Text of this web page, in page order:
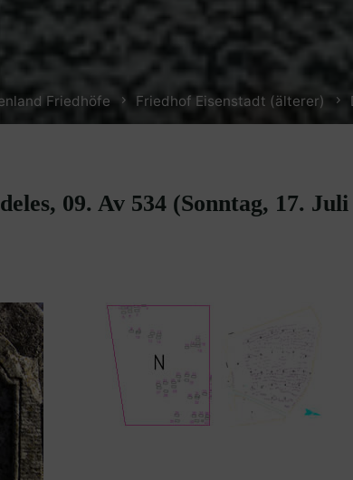
Friedhöfe Friedhof Eisenstadt (älterer)
09. Av 534 (Sonntag, 17. Juli